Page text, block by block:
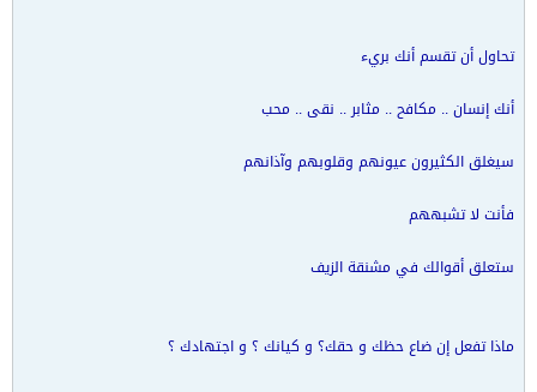
تحاول أن تقسم أنك بريء
أنك إنسان .. مكافح .. مثابر .. نقى .. محب
سيغلق الكثيرون عيونهم وقلوبهم وآذانهم
فأنت لا تشبههم
ستعلق أقوالك في مشنقة الزيف
ماذا تفعل إن ضاع حظك و حقك؟ و كيانك ؟ و اجتهادك ؟